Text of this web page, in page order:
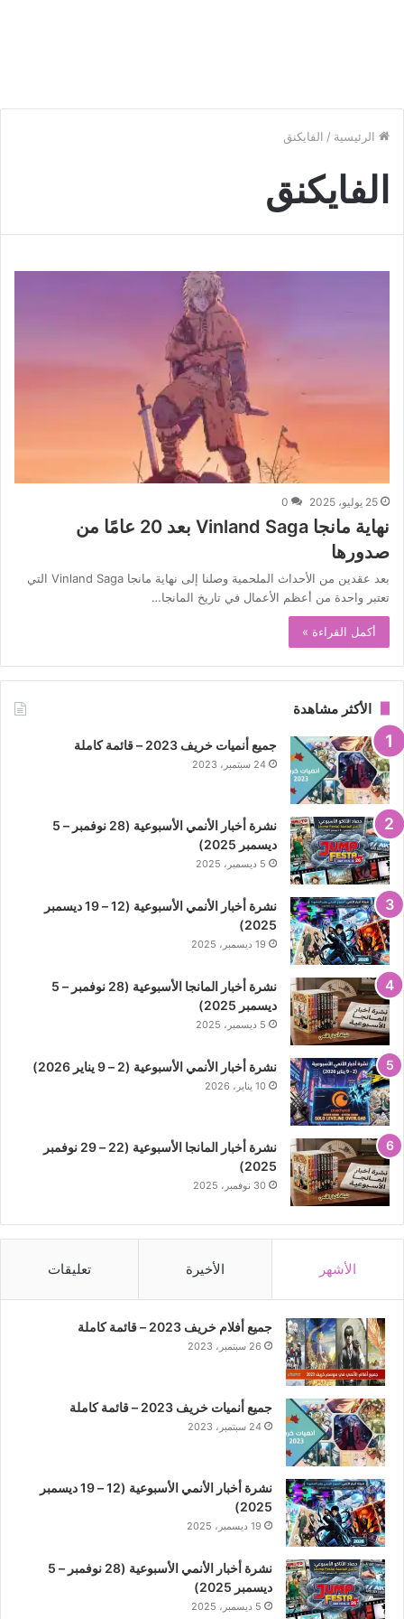
الرئيسية / الفايكنق
الفايكنق
25 يوليو، 2025 0
نهاية مانجا Vinland Saga بعد 20 عامًا من
صدورها
بعد عقدين من الأحداث الملحمية وصلنا إلى نهاية مانجا Vinland Saga التي
تعتبر واحدة من أعظم الأعمال في تاريخ المانجا…
أكمل القراءة »
الأكثر مشاهدة
جميع أنميات خريف 2023 – قائمة كاملة
24 سبتمبر، 2023
نشرة أخبار الأنمي الأسبوعية (28 نوفمبر – 5
ديسمبر 2025)
5 ديسمبر، 2025
نشرة أخبار الأنمي الأسبوعية (12 – 19 ديسمبر
2025)
19 ديسمبر، 2025
نشرة أخبار المانجا الأسبوعية (28 نوفمبر – 5
ديسمبر 2025)
5 ديسمبر، 2025
نشرة أخبار الأنمي الأسبوعية (2 – 9 يناير 2026)
10 يناير، 2026
نشرة أخبار المانجا الأسبوعية (22 – 29 نوفمبر
2025)
30 نوفمبر، 2025
الأشهر الأخيرة تعليقات
جميع أفلام خريف 2023 – قائمة كاملة
26 سبتمبر، 2023
جميع أنميات خريف 2023 – قائمة كاملة
24 سبتمبر، 2023
نشرة أخبار الأنمي الأسبوعية (12 – 19 ديسمبر
2025)
19 ديسمبر، 2025
نشرة أخبار الأنمي الأسبوعية (28 نوفمبر – 5
ديسمبر 2025)
5 ديسمبر، 2025